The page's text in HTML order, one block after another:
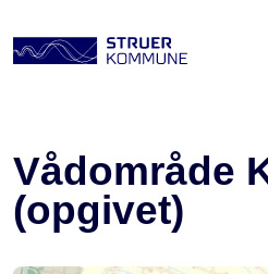
Vådområde
(opgivet)